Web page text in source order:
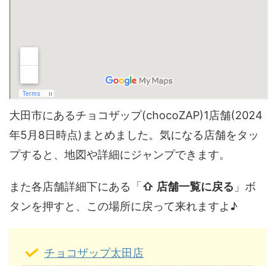
大田市にあるチョコザップ(chocoZAP)1店舗(2024
年5月8日時点)まとめました。気になる店舗をタッ
プすると、地図や詳細にジャンプできます。
また各店舗詳細下にある「⇧ 店舗一覧に戻る 」ボ
タンを押すと、この場所に戻って来れますよ♪
チョコザップ太田店